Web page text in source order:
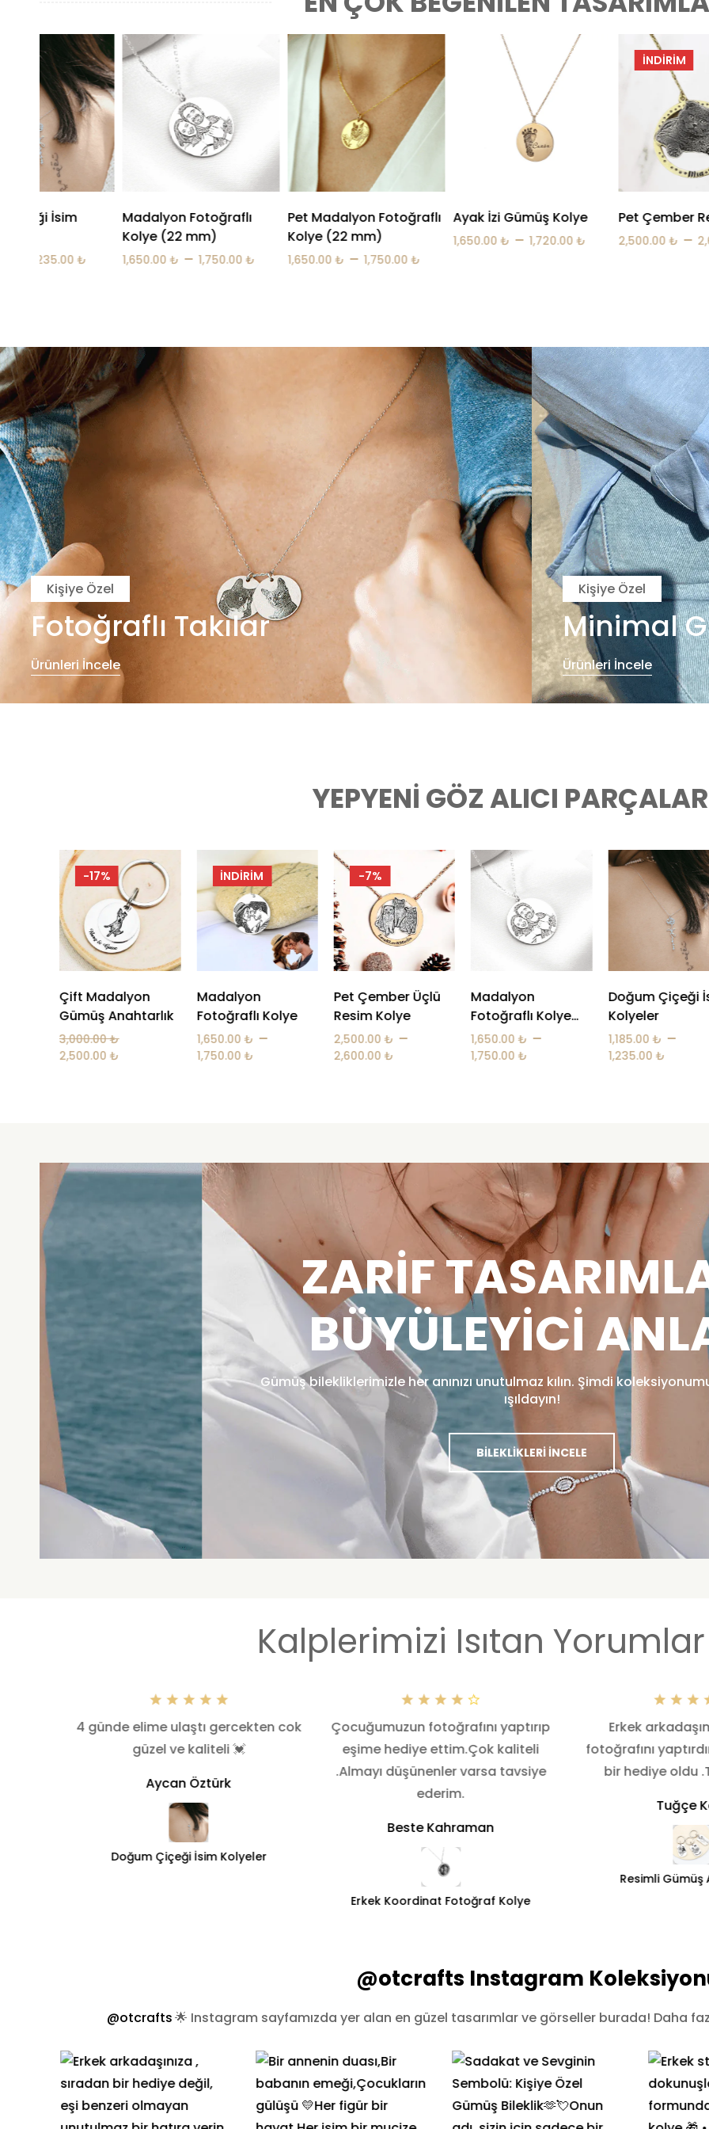
Fotoğraflı
1,750.00₺
Pet Madalyon Fotoğraflı
Kolye (22 mm)
1,650.00₺ – 1,750.00₺
Ayak İzi Gümüş Kolye
1,650.00₺ – 1,720.00
İNDIRIM
Pet Çember Resim Kolye
2,500.00₺ – 2,600.00₺
İNDIRIM
Madalyon
Kolye
Kişiye Özel
Fotoğraflı Takılar
Ürünleri İncele
Kişiye Özel
Minimal
Ürünleri İncele
YEPYENI GÖZ ALICI
İNDIRIM
Madalyon
Fotoğraflı Kolye
1,650.00₺
1,750.00 ₺
-7%
Pet Çember Üçlü
Resim Kolye
2,500.00₺ –
2,600.00₺
Madalyon
Fotoğraflı Kolye
(22 mm)
1,650.00 ₺ –
1,750.00 ₺
Doğum Çiçeği İsim
Kolyeler
1,185.00 ₺ –
1,235.00₺
Çember
Bileklik
2,200.00₺
ZARIF
BÜYÜLEYICI
Gümüş bilekliklerimizle her anınızı unutulmaz kılın. Şimdi
ışıldayın!
BILEKLIKLERI İNCELE
Kalplerimizi Isıtan
4 günde elime ulaştı gercekten cok
güzel ve kaliteli 💓
Aycan Öztürk
Doğum Çiçeği İsim Kolyeler
Çocuğumuzun fotoğrafını yaptırıp
eşime hediye ettim.Çok kaliteli
.Almayı düşünenler varsa tavsiye
ederim.
Beste Kahraman
Erkek Koordinat Fotoğraf Kolye
Erkek
fotoğrafını
bir hediye oldu
Tuğçe
Resimli Gümüş
@otcrafts Instagram
@otcrafts🌟 Instagram sayfamızda yer alan en güzel tasarımlar ve görseller burada! Daha